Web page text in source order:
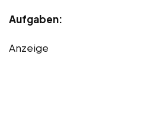
Aufgaben:
Anzeige